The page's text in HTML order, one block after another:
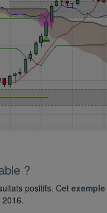
?
positifs. Cet exemple